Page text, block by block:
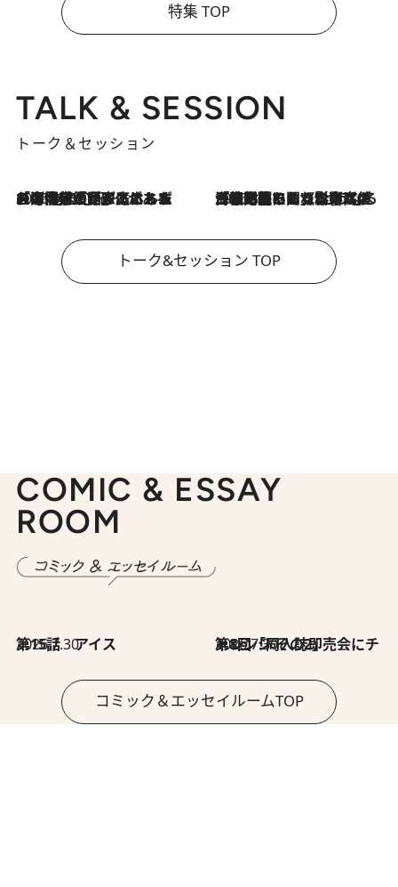
特集 TOP
TALK & SESSION
トーク＆セッション
2026.8.3
「今後値上げがあるとすれば…」「リスクがあるのは今年の冬」エネルギー専門家が語る、ホルムズ海峡封鎖が家庭にもたらす“ある心配” 2026.8.3
「住宅建てられない…」「サーチャージ料の高値が続いている」ホルムズ海峡封鎖による影響はいつまで続く？《エネルギー専門家に聞く“どうなる日本の暮らし”》
トーク&セッション TOP
COMIC & ESSAY
ROOM
2026.7.30
第15話 アイス 2026.7.30
第8回「同人誌即売会にチャレンジ その2」
コミック＆エッセイルームTOP